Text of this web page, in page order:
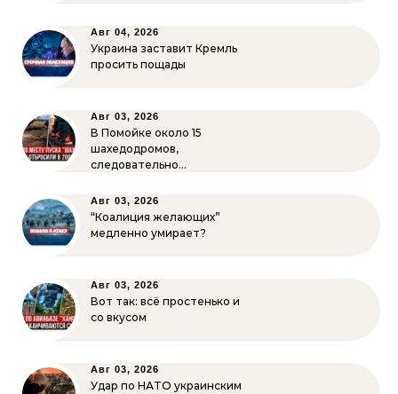
Авг 04, 2026
Украина заставит Кремль
просить пощады
Авг 03, 2026
В Помойке около 15
шахедодромов,
следовательно…
Авг 03, 2026
“Коалиция желающих”
медленно умирает?
Авг 03, 2026
Вот так: всё простенько и
со вкусом
Авг 03, 2026
Удар по НАТО украинским